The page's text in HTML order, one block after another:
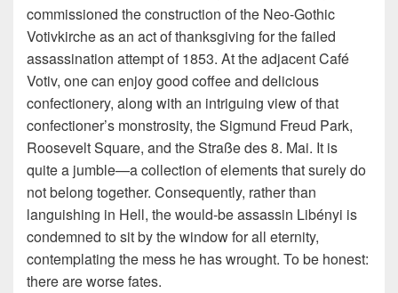
commissioned the construction of the Neo-Gothic
Votivkirche as an act of thanksgiving for the failed
assassination attempt of 1853. At the adjacent Café
Votiv, one can enjoy good coffee and delicious
confectionery, along with an intriguing view of that
confectioner’s monstrosity, the Sigmund Freud Park,
Roosevelt Square, and the Straße des 8. Mai. It is
quite a jumble—a collection of elements that surely do
not belong together. Consequently, rather than
languishing in Hell, the would-be assassin Libényi is
condemned to sit by the window for all eternity,
contemplating the mess he has wrought. To be honest:
there are worse fates.